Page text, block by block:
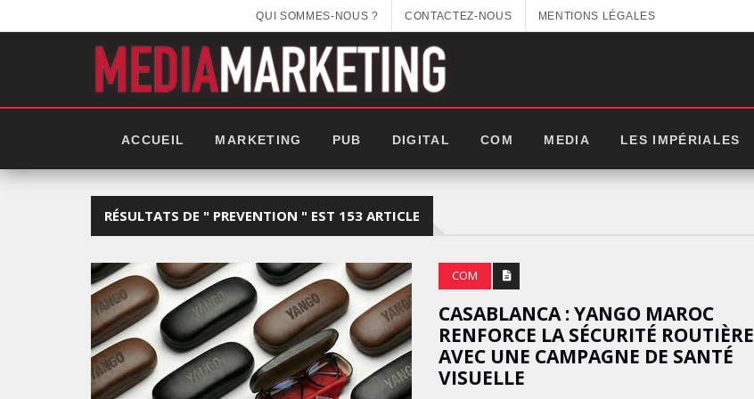
QUI SOMMES-NOUS ? CONTACTEZ-NOUS MENTIONS LÉGALES
ACCUEIL MARKETING PUB DIGITAL COM MEDIA LES IMPÉRIALES
RÉSULTATS DE " PREVENTION " EST 153 ARTICLE
COM
CASABLANCA : YANGO MAROC
RENFORCE LA SÉCURITÉ ROUTIÈRE
AVEC UNE CAMPAGNE DE SANTÉ
VISUELLE
NOUVELLES
LES IMPÉRIALES WEEK 2026